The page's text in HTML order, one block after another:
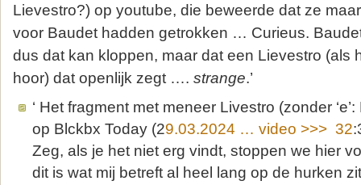
Lievestro?) op youtube, die beweerde dat ze
voor Baudet hadden getrokken … Curieus.
dus dat kan kloppen, maar dat een Lievestro (als
hoor) dat openlijk zegt …. strange.’
‘ Het fragment met meneer Livestro (zonder
op Blckbx Today (29.03.2024 … video >>> 32
Zeg, als je het niet erg vindt, stoppen we hier
dit is wat mij betreft al heel lang op de hurken